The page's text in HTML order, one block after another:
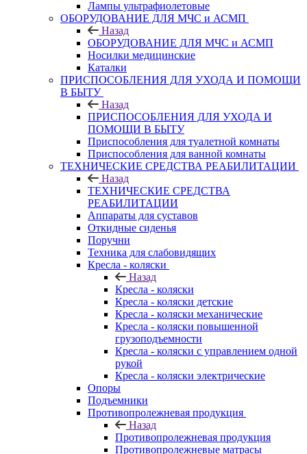
Лампы ультрафиолетовые
ОБОРУДОВАНИЕ ДЛЯ МЧС и АСМП
Назад
ОБОРУДОВАНИЕ ДЛЯ МЧС и АСМП
Носилки медицинские
Каталки
ПРИСПОСОБЛЕНИЯ ДЛЯ УХОДА И ПОМОЩИ
В БЫТУ
Назад
ПРИСПОСОБЛЕНИЯ ДЛЯ УХОДА И
ПОМОЩИ В БЫТУ
Приспособления для туалетной комнаты
Приспособления для ванной комнаты
ТЕХНИЧЕСКИЕ СРЕДСТВА РЕАБИЛИТАЦИИ
Назад
ТЕХНИЧЕСКИЕ СРЕДСТВА
РЕАБИЛИТАЦИИ
Аппараты для суставов
Откидные сиденья
Поручни
Техника для слабовидящих
Кресла - коляски
Назад
Кресла - коляски
Кресла - коляски детские
Кресла - коляски механические
Кресла - коляски повышенной
грузоподъемности
Кресла - коляски с управлением одной
рукой
Кресла - коляски электрические
Опоры
Подъемники
Противопролежневая продукция
Назад
Противопролежневая продукция
Противопролежневые матрасы